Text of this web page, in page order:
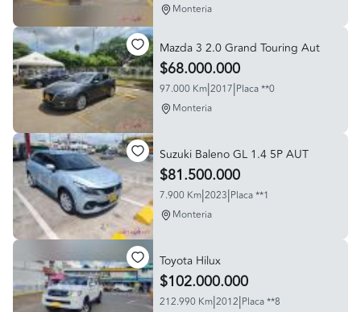
Monteria
Mazda 3 2.0 Grand Touring Aut
$68.000.000
97.000 Km|2017|Placa **0
Monteria
Suzuki Baleno GL 1.4 5P AUT
$81.500.000
7.900 Km|2023|Placa **1
Monteria
Toyota Hilux
$102.000.000
212.990 Km|2012|Placa **8